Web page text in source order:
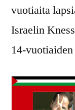
vuotiaita
Israelin
14-